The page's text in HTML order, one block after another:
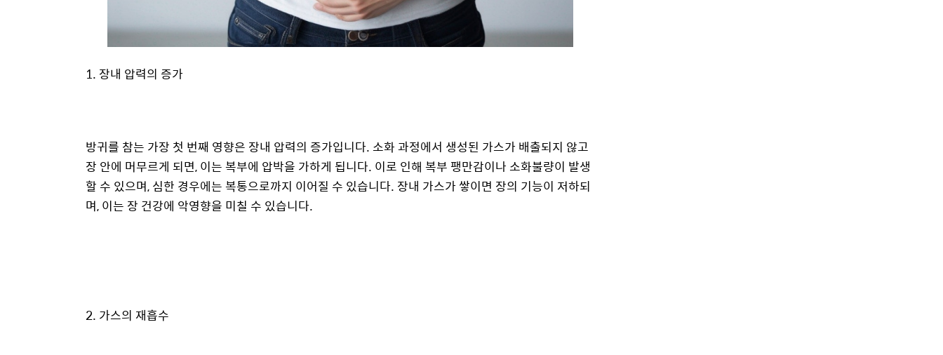
1. 장내 압력의 증가
방귀를 참는 가장 첫 번째 영향은 장내 압력의 증가입니다. 소화 과정에서 생성된 가스가 배출되지 않고
장 안에 머무르게 되면, 이는 복부에 압박을 가하게 됩니다. 이로 인해 복부 팽만감이나 소화불량이 발생
할 수 있으며, 심한 경우에는 복통으로까지 이어질 수 있습니다. 장내 가스가 쌓이면 장의 기능이 저하되
며, 이는 장 건강에 악영향을 미칠 수 있습니다.
2. 가스의 재흡수